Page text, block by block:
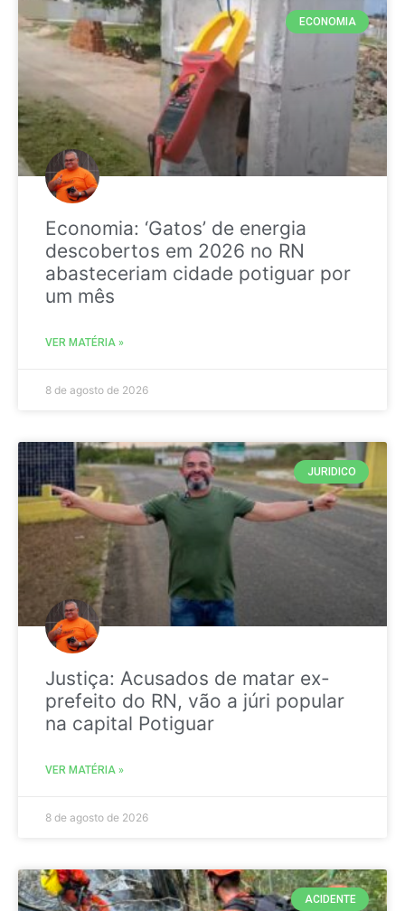
ECONOMIA
Economia: ‘Gatos’ de energia
descobertos em 2026 no RN
abasteceriam cidade potiguar por
um mês
VER MATÉRIA »
8 de agosto de 2026
JURIDICO
Justiça: Acusados de matar ex-
prefeito do RN, vão a júri popular
na capital Potiguar
VER MATÉRIA »
8 de agosto de 2026
ACIDENTE